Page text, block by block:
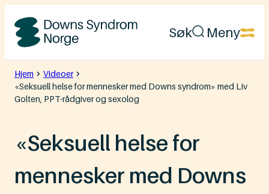
Hopp
Downs
Syndrom
Norge
Søk Meny
Hjem
Videoer
«Seksuell helse for mennesker med Downs syndrom» med Liv
Golten, PPT-rådgiver og sexolog
«Seksuell helse for
mennesker med Downs